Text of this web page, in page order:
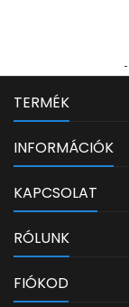
TERMÉK
INFORMÁCIÓK
KAPCSOLAT
RÓLUNK
FIÓKOD